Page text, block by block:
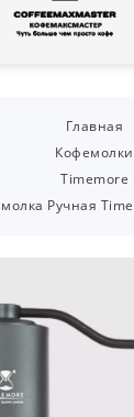
Главная
Кофемолки
Timemore
Ручная